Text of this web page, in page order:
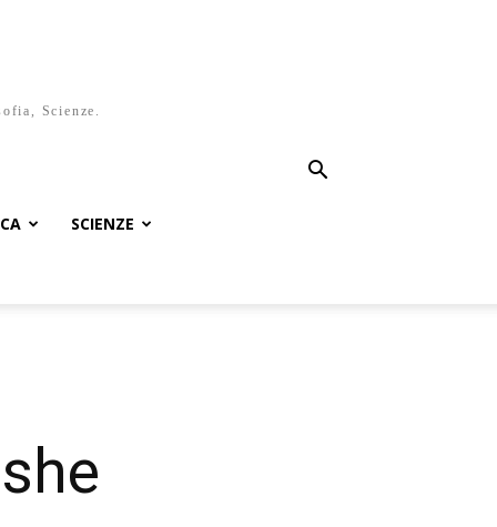
Scienze.
SCIENZE